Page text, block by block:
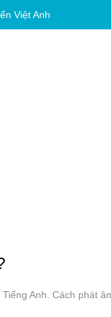
Việt Anh
Anh. Cách phát